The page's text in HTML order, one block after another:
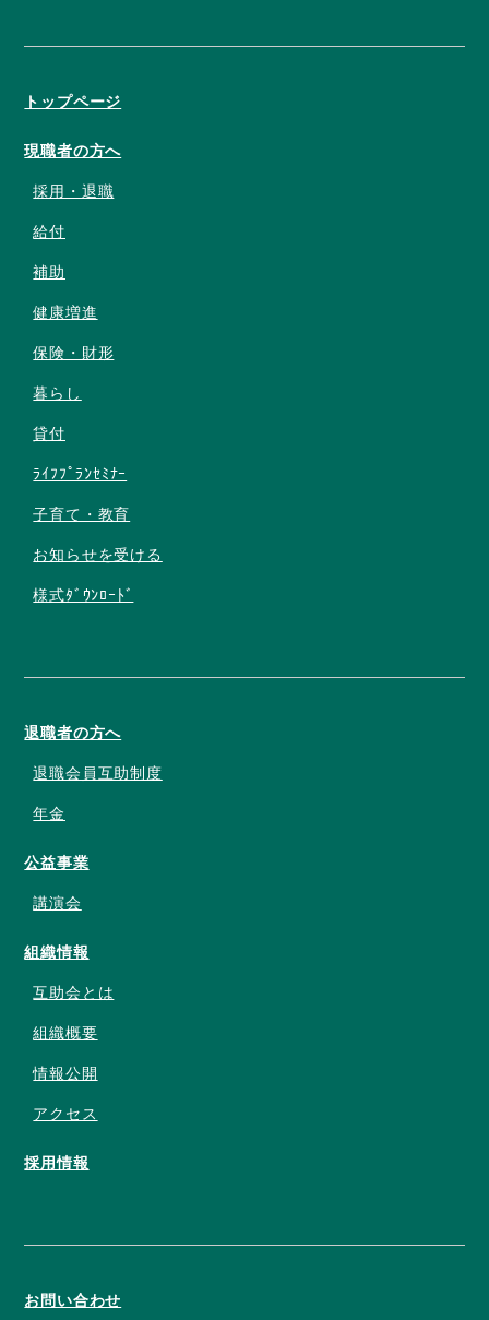
トップページ
現職者の方へ
採用・退職
給付
補助
健康増進
保険・財形
暮らし
貸付
ﾗｲﾌﾌﾟﾗﾝｾﾐﾅｰ
子育て・教育
お知らせを受ける
様式ﾀﾞｳﾝﾛｰﾄﾞ
退職者の方へ
退職会員互助制度
年金
公益事業
講演会
組織情報
互助会とは
組織概要
情報公開
アクセス
採用情報
お問い合わせ